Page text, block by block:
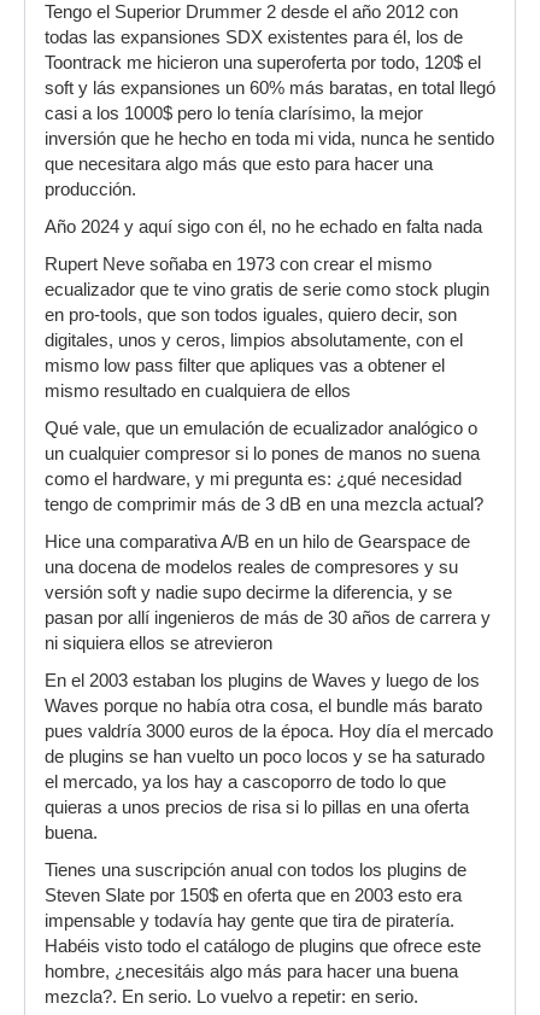
Tengo el Superior Drummer 2 desde el año 2012 con
todas las expansiones SDX existentes para él, los de
Toontrack me hicieron una superoferta por todo, 120$ el
soft y lás expansiones un 60% más baratas, en total llegó
casi a los 1000$ pero lo tenía clarísimo, la mejor
inversión que he hecho en toda mi vida, nunca he sentido
que necesitara algo más que esto para hacer una
producción.
Año 2024 y aquí sigo con él, no he echado en falta nada
Rupert Neve soñaba en 1973 con crear el mismo
ecualizador que te vino gratis de serie como stock plugin
en pro-tools, que son todos iguales, quiero decir, son
digitales, unos y ceros, limpios absolutamente, con el
mismo low pass filter que apliques vas a obtener el
mismo resultado en cualquiera de ellos
Qué vale, que un emulación de ecualizador analógico o
un cualquier compresor si lo pones de manos no suena
como el hardware, y mi pregunta es: ¿qué necesidad
tengo de comprimir más de 3 dB en una mezcla actual?
Hice una comparativa A/B en un hilo de Gearspace de
una docena de modelos reales de compresores y su
versión soft y nadie supo decirme la diferencia, y se
pasan por allí ingenieros de más de 30 años de carrera y
ni siquiera ellos se atrevieron
En el 2003 estaban los plugins de Waves y luego de los
Waves porque no había otra cosa, el bundle más barato
pues valdría 3000 euros de la época. Hoy día el mercado
de plugins se han vuelto un poco locos y se ha saturado
el mercado, ya los hay a cascoporro de todo lo que
quieras a unos precios de risa si lo pillas en una oferta
buena.
Tienes una suscripción anual con todos los plugins de
Steven Slate por 150$ en oferta que en 2003 esto era
impensable y todavía hay gente que tira de piratería.
Habéis visto todo el catálogo de plugins que ofrece este
hombre, ¿necesitáis algo más para hacer una buena
mezcla?. En serio. Lo vuelvo a repetir: en serio.